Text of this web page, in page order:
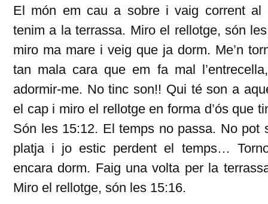
El món em cau a sobre i vaig corrent al
tenim a la terrassa. Miro el rellotge, són
miro ma mare i veig que ja dorm. Me’n
tan mala cara que em fa mal
adormir-me. No tinc son!! Qui té son a
el cap i miro el rellotge en forma d’ós que
Són les 15:12. El temps no passa. No
platja i jo estic perdent el temps…
encara dorm. Faig una volta per la
Miro el rellotge, són les 15:16.